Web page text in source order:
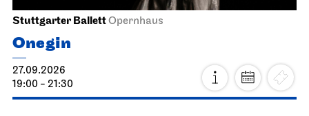
Stuttgarter BallettOpernhaus
Onegin
27.09.2026
19:00 - 21:30